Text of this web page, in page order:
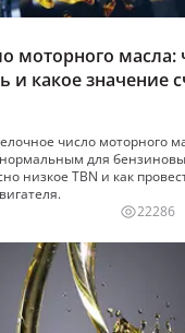
моторного масла:
и какое значение
число моторного
для
низкое TBN и как
22286